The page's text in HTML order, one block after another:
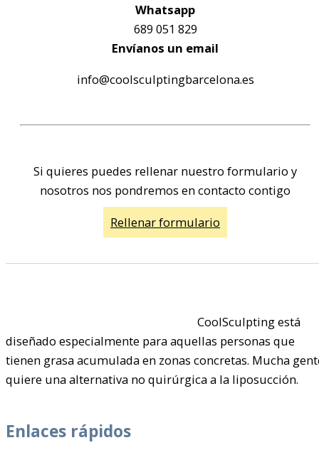
Whatsapp
689 051 829
Envíanos un email
info@coolsculptingbarcelona.es
Si quieres puedes rellenar nuestro formulario y
nosotros nos pondremos en contacto contigo
Rellenar formulario
CoolSculpting está
diseñado especialmente para aquellas personas que
tienen grasa acumulada en zonas concretas. Mucha
quiere una alternativa no quirúrgica a la liposucción.
Enlaces rápidos